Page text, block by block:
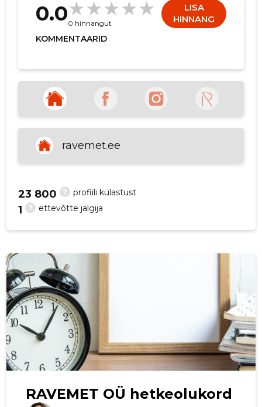
0.00 hinnangut
LISA
HINNANG
KOMMENTAARID
ravemet.ee
? profiili külastust
23 800
? ettevõtte jälgija
1
RAVEMET OÜ hetkeolukord